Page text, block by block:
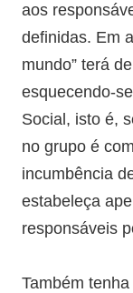
aos
definidas. Em
mundo” terá
esquecendo-
Social, isto é,
no grupo é
incumbência
estabeleça
responsáveis
Também